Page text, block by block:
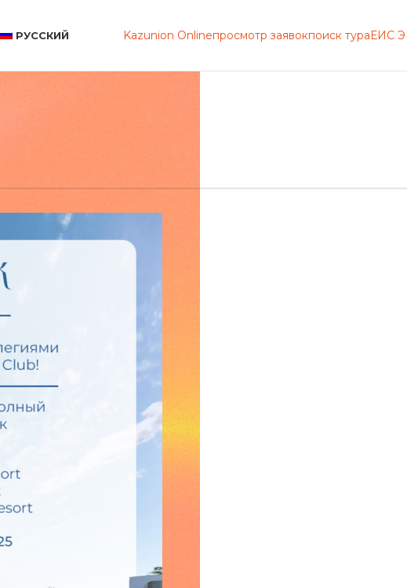
РУССКИЙ Kazunion Onlineпросмотр заявокпоиск тураЕИС